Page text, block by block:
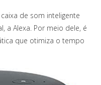
de som inteligente
a Alexa. Por meio dele, é
que otimiza o tempo